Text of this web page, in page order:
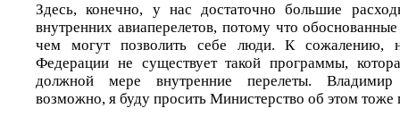
Здесь, конечно, у нас достаточно большие
внутренних авиаперелетов, потому что
чем могут позволить себе люди. К сожалению,
Федерации не существует такой программы,
должной мере внутренние перелеты.
возможно, я буду просить Министерство об этом тоже